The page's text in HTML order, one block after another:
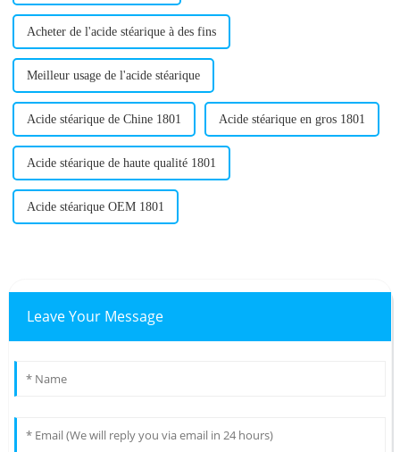
Acheter de l'acide stéarique à des fins
Meilleur usage de l'acide stéarique
Acide stéarique de Chine 1801 Acide stéarique en gros 1801
Acide stéarique de haute qualité 1801
Acide stéarique OEM 1801
Leave Your Message